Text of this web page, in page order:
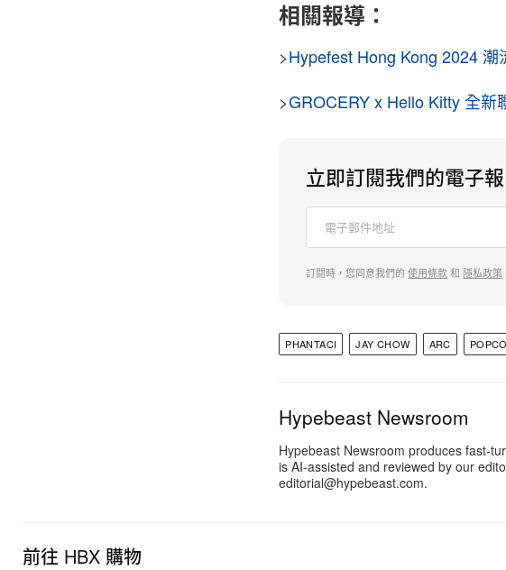
相關報導：
>Hypefest Hong Kong 2024
>GROCERY x Hello Kitty 全新
立即訂閱我們的電子
訂閱時，您同意我們的使用條款和 隱私政策
PHANTACI JAY CHOW ARC
Hypebeast Newsroom
Hypebeast Newsroom produces fast-
is AI-assisted and reviewed by our
editorial@hypebeast.com.
前往 HBX 購物